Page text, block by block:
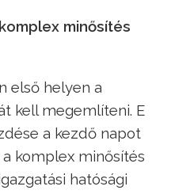
minősítés
első helyen a
kell megemlíteni. E
a kezdő napot
komplex minősítés
hatósági